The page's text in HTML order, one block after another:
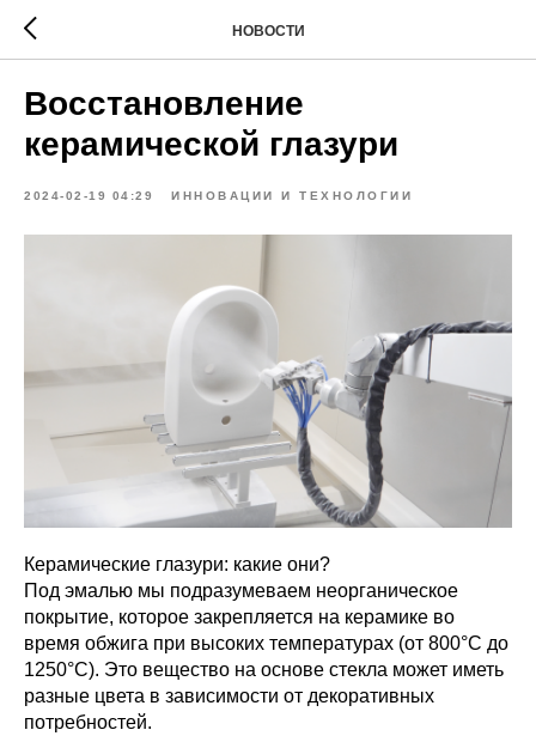
НОВОСТИ
Восстановление
керамической глазури
2024-02-19 04:29 ИННОВАЦИИ И ТЕХНОЛОГИИ
Керамические глазури: какие они?
Под эмалью мы подразумеваем неорганическое
покрытие, которое закрепляется на керамике во
время обжига при высоких температурах (от 800°С до
1250°С). Это вещество на основе стекла может иметь
разные цвета в зависимости от декоративных
потребностей.